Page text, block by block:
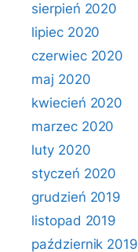
sierpień 2020
lipiec 2020
czerwiec 2020
maj 2020
kwiecień 2020
marzec 2020
luty 2020
styczeń 2020
grudzień 2019
listopad 2019
październik 2019